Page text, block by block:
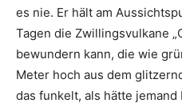
es nie. Er hält am
Tagen die Zwillingsvulkane
bewundern kann, die wie
Meter hoch aus dem
das funkelt, als hätte jemand